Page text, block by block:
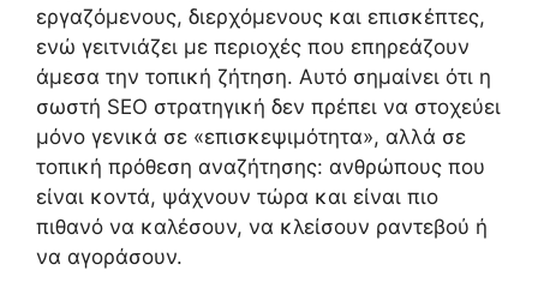
εργαζόμενους, διερχόμενους και επισκέπτες,
ενώ γειτνιάζει με περιοχές που επηρεάζουν
άμεσα την τοπική ζήτηση. Αυτό σημαίνει ότι η
σωστή SEO στρατηγική δεν πρέπει να στοχεύει
μόνο γενικά σε «επισκεψιμότητα», αλλά σε
τοπική πρόθεση αναζήτησης: ανθρώπους που
είναι κοντά, ψάχνουν τώρα και είναι πιο
πιθανό να καλέσουν, να κλείσουν ραντεβού ή
να αγοράσουν.